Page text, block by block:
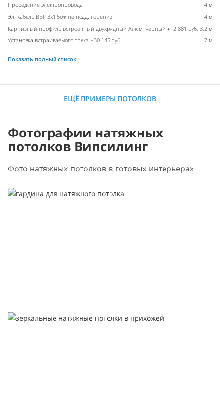
Проведение электропровода
4 м
Эл. кабель ВВГ 3х1.5ож не подд. горение
4 м
Карнизный профиль встроенный двухрядный Алюм. черный +12 881 руб. 3.2 м
Установка встраиваемого трека +30 145 руб.
7 м
Показать полный список
ЕЩЁ ПРИМЕРЫ ПОТОЛКОВ
Фотографии натяжных
потолков Випсилинг
Фото натяжных потолков в готовых интерьерах